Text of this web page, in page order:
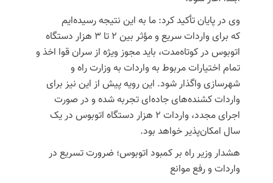
وی در پایان تأکید کرد: ما به این نتیجه رسیده‌ایم
که
برای واردات سریع و مؤثر بین ۲ تا ۳ هزار دستگاه
اتوبوس در کوتاه‌مدت، باید مجوز ویژه از سران قوا اخذ و
تمام اختیارات مربوط به واردات به وزارت راه و
شهرسازی واگذار شود. این رویه پیش از این نیز برای
واردات کشنده‌های جاده‌ای تجربه شده و در صورت
اجرای مجدد، واردات ۲ هزار دستگاه اتوبوس در یک
سال امکان‌پذیر خواهد بود.
هشدار وزیر راه بر کمبود اتوبوس؛ ضرورت تسریع در
واردات و رفع موانع